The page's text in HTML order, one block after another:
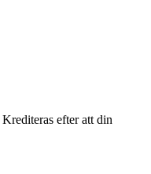
Krediteras efter att din